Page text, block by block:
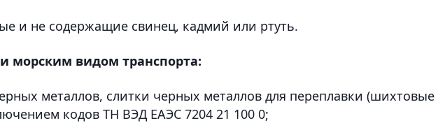
и не содержащие свинец, кадмий или ртуть.
морским видом транспорта:
металлов, слитки черных металлов для переплавки (шихтовые
кодов ТН ВЭД ЕАЭС 7204 21 100 0;